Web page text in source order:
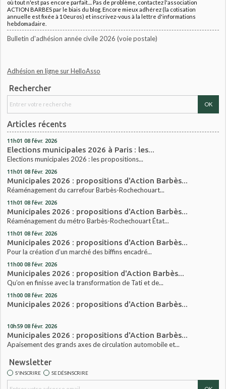
où tout n'est pas encore parfait.... Pas de problème, contactez l'association
ACTION BARBES par le biais du blog. Encore mieux adhérez (la cotisation
annuelle est fixée à 10euros) et inscrivez-vous à la lettre d'informations
hebdomadaire.
Bulletin d'adhésion année civile 2026 (voie postale)
Adhésion en ligne sur HelloAsso
Rechercher
Articles récents
11h01 08 févr. 2026
Elections municipales 2026 à Paris : les...
Elections municipales 2026 : les propositions...
11h01 08 févr. 2026
Municipales 2026 : propositions d'Action Barbès...
Réaménagement du carrefour Barbès-Rochechouart...
11h01 08 févr. 2026
Municipales 2026 : propositions d'Action Barbès...
Réaménagement du métro Barbès-Rochechouart État...
11h01 08 févr. 2026
Municipales 2026 : propositions d'Action Barbès...
Pour la création d’un marché des biffins encadré...
11h00 08 févr. 2026
Municipales 2026 : proposition d'Action Barbès...
Qu’on en finisse avec la transformation de Tati et de...
11h00 08 févr. 2026
Municipales 2026 : propositions d'Action Barbès...
10h59 08 févr. 2026
Municipales 2026 : propositions d'Action Barbès...
Apaisement des grands axes de circulation automobile et...
Newsletter
S'INSCRIRE SE DÉSINSCRIRE